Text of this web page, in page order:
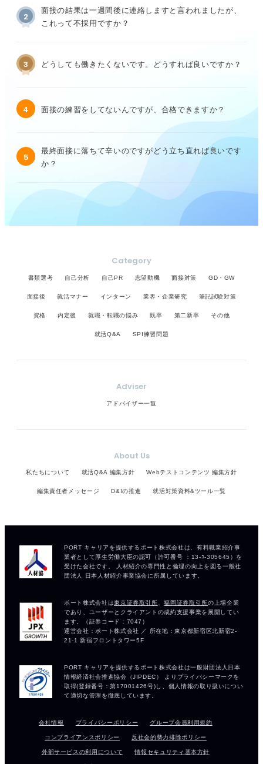
2
面接の結果は一週間後に連絡しますと言われましたが、
これって不採用ですか？
3 どうしても働きたくないです。どうすれば良いですか？
4 面接の練習をしてないんですが、合格できますか？
5
最終面接に落ちて辛いのですがどう立ち直れば良いです
か？
Category
書類選考 自己分析 自己PR 志望動機 面接対策 GD・GW
面接後 就活マナー インターン 業界・企業研究 筆記試験対策
資格 内定後 就職・転職の悩み 既卒 第二新卒 その他
就活Q&A SPI練習問題
Adviser
アドバイザー一覧
About Us
私たちについて 就活Q&A 編集方針 Webテストコンテンツ 編集方針
編集責任者メッセージ D&Iの推進 就活対策資料&ツール一覧
会社情報 プライバシーポリシー グループ会員利用規約
コンプライアンスポリシー 反社会的勢力排除ポリシー
外部サービスの利用について 情報セキュリティ基本方針